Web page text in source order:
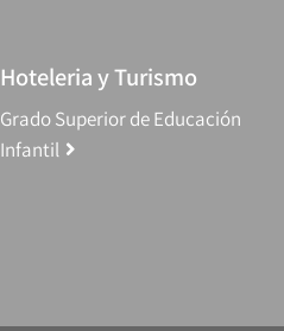
Hoteleria y Turismo
Grado Superior de Educación
Infantil